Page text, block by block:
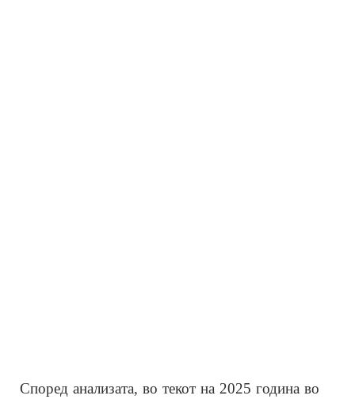
Според анализата, во текот на 2025 година во